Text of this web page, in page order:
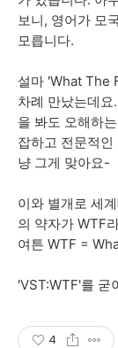
보니, 영어가 모
모릅니다.
설마 'What The
차례 만났는데
을 봐도 오해하
잡하고 전문적
냥 그게 맞아요-
이와 별개로 세
의 약자가 WTF
여튼 WTF =
'VST:WTF'를 굳
4